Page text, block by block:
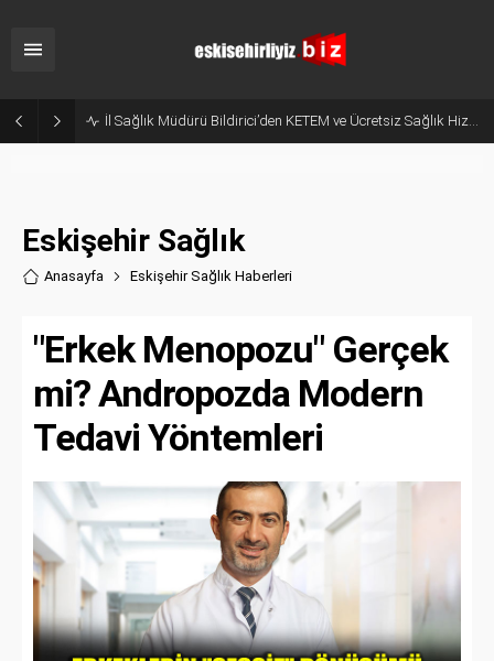
Hani Eskişehir Kaleydi? Yeni Parti’ye Geçişte Hesaplar Tutmadı!
Eskişehir Sağlık
Anasayfa Eskişehir Sağlık Haberleri
"Erkek Menopozu" Gerçek
mi? Andropozda Modern
Tedavi Yöntemleri